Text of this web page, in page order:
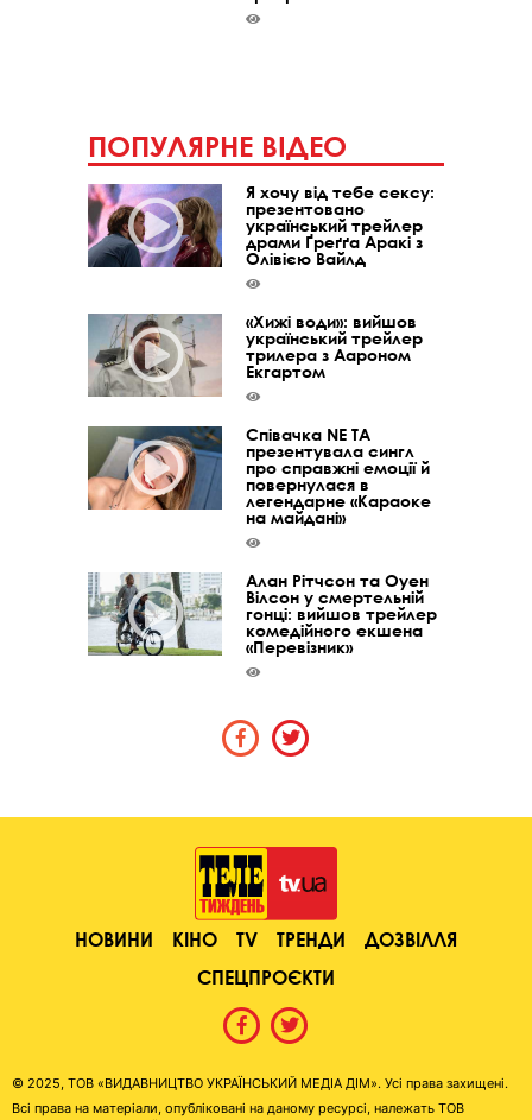
ПОПУЛЯРНЕ ВІДЕО
Я хочу від тебе сексу:
презентовано
український трейлер
драми Ґреґґа Аракі з
Олівією Вайлд
«Хижі води»: вийшов
український трейлер
трилера з Аароном
Екгартом
Співачка NE TA
презентувала сингл
про справжні емоції й
повернулася в
легендарне «Караоке
на майдані»
Алан Рітчсон та Оуен
Вілсон у смертельній
гонці: вийшов трейлер
комедійного екшена
«Перевізник»
НОВИНИ КІНО TV ТРЕНДИ
ДОЗВІЛЛЯ
СПЕЦПРОЄКТИ
© 2025, ТОВ «ВИДАВНИЦТВО УКРАЇНСЬКИЙ МЕДІА ДІМ». Усі права захищені.
Всі права на матеріали, опубліковані на даному ресурсі, належать ТОВ